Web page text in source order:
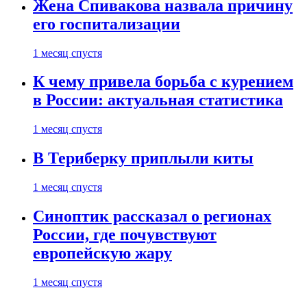
Жена Спивакова назвала причину
его госпитализации
1 месяц спустя
К чему привела борьба с курением
в России: актуальная статистика
1 месяц спустя
В Териберку приплыли киты
1 месяц спустя
Синоптик рассказал о регионах
России, где почувствуют
европейскую жару
1 месяц спустя